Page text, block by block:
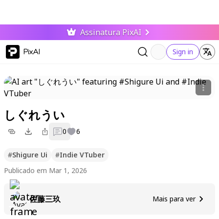
Assinatura PixAI
PixAI Sign in
しぐれうい
0 6
#Shigure Ui #Indie VTuber
Publicado em Mar 1, 2026
佐藤三玖 Mais para ver